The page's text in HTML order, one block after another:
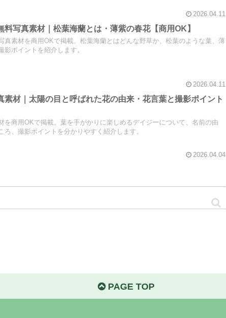
2026.04.11
料写真素材｜松葉海蘭とは・薄紫の春花【商用OK】
真素材を商用OKで掲載。松葉海蘭とはどんな野草か、松葉のような葉、薄
影ポイントを紹介します。
2026.04.11
素材｜太陽の目と呼ばれた花の由来・花言葉と撮影ポイント
を商用OKで掲載。葉を手がかりに楽しめるデイジーについて、名前の由
ろ、撮影ポイントを分かりやすく紹介します。
2026.04.04
PAGE TOP